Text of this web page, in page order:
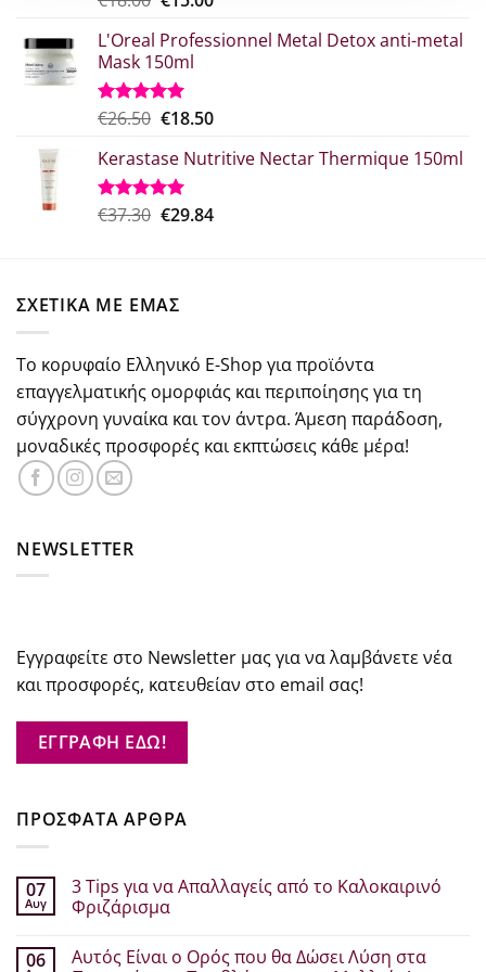
από 5
was:
€18.00.
τιμή
L'Oreal Professionnel Metal Detox anti-metal
Mask 150ml
Βαθμολογήθηκε
από 5
€26.50 Original
was:
€26.50.
€18.50Η
τιμή
€18.50.
Kerastase Nutritive Nectar Thermique 150ml
Βαθμολογήθηκε
€37.30 Original
€29.84Η
ΣΧΕΤΙΚΑ ΜΕ ΕΜΑΣ
Το κορυφαίο Ελληνικό E-Shop για προϊόντα
επαγγελματικής ομορφιάς και περιποίησης για τη
σύγχρονη γυναίκα και τον άντρα. Άμεση παράδοση,
μοναδικές προσφορές και εκπτώσεις κάθε μέρα!
NEWSLETTER
Εγγραφείτε στο Newsletter μας για να λαμβάνετε νέα
και προσφορές, κατευθείαν στο email σας!
ΕΓΓΡΑΦΗ ΕΔΩ!
ΠΡΟΣΦΑΤΑ ΑΡΘΡΑ
07
Αυγ
3 Tips για να Απαλλαγείς από το Καλοκαιρινό
Φριζάρισμα
σχόλια
06
Αυτός Είναι ο Ορός που θα Δώσει Λύση στα